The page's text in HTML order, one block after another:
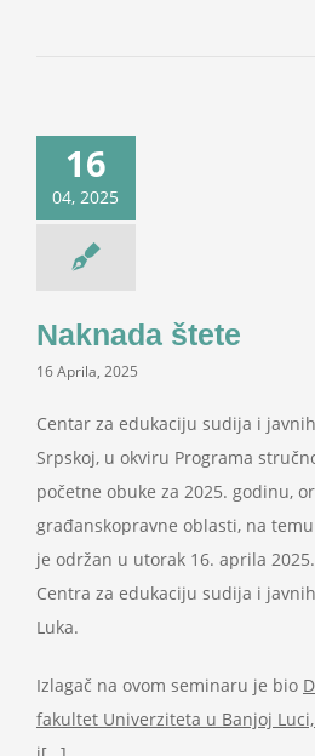
16
04, 2025
Naknada štete
16 Aprila, 2025
Centar za edukaciju sudija i
Srpskoj, u okviru Programa
početne obuke za 2025. godinu,
građanskopravne oblasti, na
je održan u utorak 16. aprila
Centra za edukaciju sudija i
Luka.
Izlagač na ovom seminaru je bio
fakultet Univerziteta u Banjoj